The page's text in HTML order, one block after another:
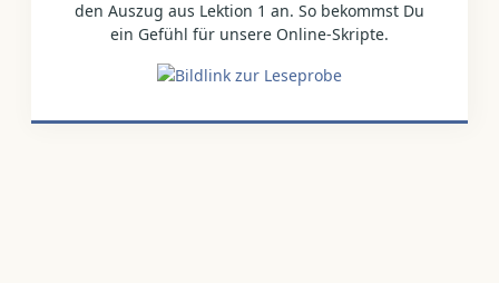
den Auszug aus Lektion 1 an. So bekommst Du
ein Gefühl für unsere Online-Skripte.